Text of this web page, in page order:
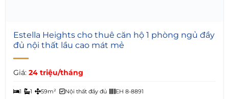
5
Estella Heights cho thuê căn hộ 1 phòng ngủ đầy
đủ nội thất lầu cao mát mẻ
Giá: 24 triệu/tháng
1 1 59m² Nội thất đầy đủ EH 8-8891